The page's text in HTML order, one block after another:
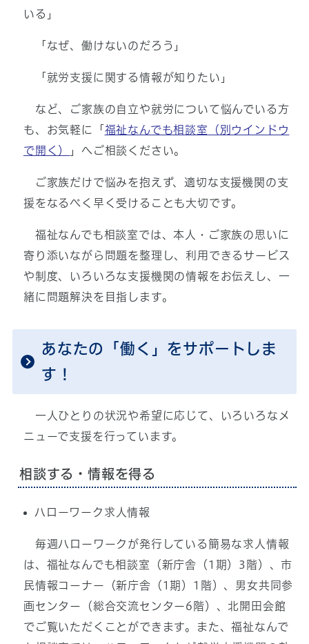
いる」
「なぜ、働けないのだろう」
「就労支援に関する情報が知りたい」
など、ご家族の自立や就労について悩んでいる方
も、お気軽に「 福祉なんでも相談室
（別ウインドウ
で開く）
」へご相談ください。
ご家族だけで悩みを抱えず、適切な支援機関の支
援をなるべく早く受けることも大切です。
福祉なんでも相談室では、本人・ご家族の思いに
寄り添いながら問題を整理し、利用できるサービス
や制度、いろいろな支援機関の情報をお伝えし、一
緒に問題解決を目指します。
あなたの「働く」をサポートしま
す！
一人ひとりの状況や希望に応じて、いろいろなメ
ニューで支援を行っています。
相談する・情報を得る
ハローワーク求人情報
毎週ハローワークが発行している簡易な求人情報
は、福祉なんでも相談室（新庁舎（1期）3階）、市
民情報コーナー（新庁舎（1期）1階）、男女共同参
画センター（総合交流センター6階）、北開田会館
でご覧いただくことができます。また、福祉なんで